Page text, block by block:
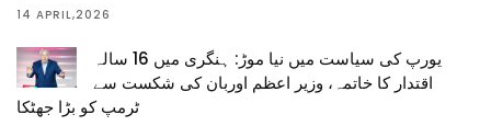
14 APRIL,2026
یورپ کی سیاست میں نیا موڑ: ہنگری میں 16 سالہ
اقتدار کا خاتمہ، وزیر اعظم اوربان کی شکست سے
ٹرمپ کو بڑا جھٹکا